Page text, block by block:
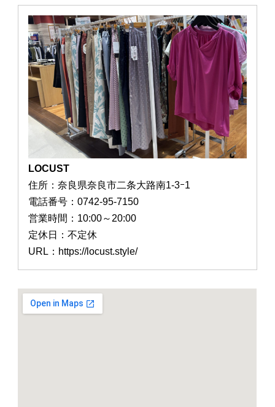
LOCUST
住所：奈良県奈良市二条大路南1-3ｰ1
電話番号：0742-95-7150
営業時間：10:00～20:00
定休日：不定休
URL：https://locust.style/